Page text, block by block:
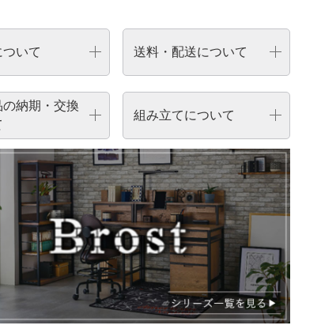
いて 送料・配送について
納期・交換
組み立てについて